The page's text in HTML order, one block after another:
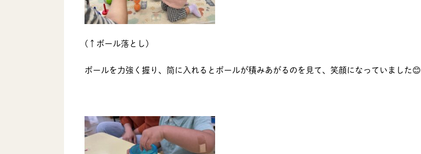
(↑ボール落とし)
ボールを力強く握り、筒に入れるとボールが積みあがるのを見て、笑顔になっていました😊